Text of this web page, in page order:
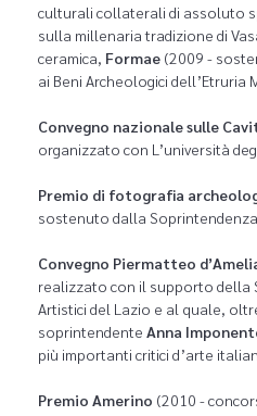
culturali collaterali di assoluto
sulla millenaria tradizione di
ceramica, Formae (2009 -
ai Beni Archeologici dell’Etruria
Convegno nazionale sulle
organizzato con L’università
Premio di fotografia
sostenuto dalla
Convegno Piermatteo
realizzato con il supporto della
Artistici del Lazio e al quale,
soprintendente Anna
più importanti critici d’arte
Premio Amerino (2010 -